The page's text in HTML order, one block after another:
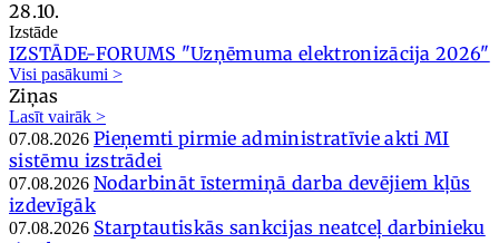
28.10.
Izstāde
IZSTĀDE-FORUMS "Uzņēmuma elektronizācija 2026"
Visi pasākumi >
Ziņas
Lasīt vairāk >
07.08.2026 Pieņemti pirmie administratīvie akti MI
sistēmu izstrādei
07.08.2026 Nodarbināt īstermiņā darba devējiem kļūs
izdevīgāk
07.08.2026 Starptautiskās sankcijas neatceļ darbinieku